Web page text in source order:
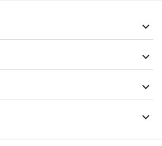



